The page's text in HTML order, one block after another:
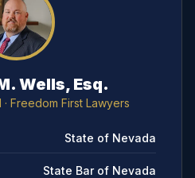
Wells, Esq.
· Freedom First Lawyers
State of Nevada
State Bar of Nevada